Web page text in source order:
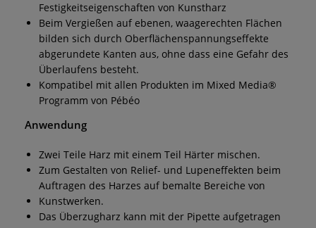
Festigkeitseigenschaften von Kunstharz
Beim Vergießen auf ebenen, waagerechten Flächen
bilden sich durch Oberflächenspannungseffekte
abgerundete Kanten aus, ohne dass eine Gefahr des
Überlaufens besteht.
Kompatibel mit allen Produkten im Mixed Media®
Programm von Pébéo
Anwendung
Zwei Teile Harz mit einem Teil Härter mischen.
Zum Gestalten von Relief- und Lupeneffekten beim
Auftragen des Harzes auf bemalte Bereiche von
Kunstwerken.
Das Überzugharz kann mit der Pipette aufgetragen